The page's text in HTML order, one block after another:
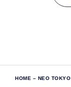
HOME – NEO TOKYO